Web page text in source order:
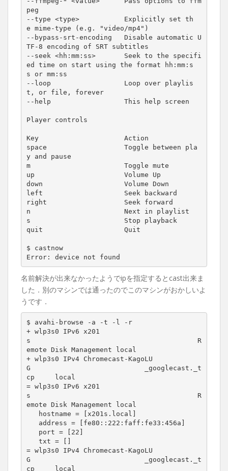
peg
--type <type>           Explicitly set th
e mime-type (e.g. "video/mp4")
--bypass-srt-encoding   Disable automatic U
TF-8 encoding of SRT subtitles
--seek <hh:mm:ss>       Seek to the specifi
ed time on start using the format hh:mm:s
s or mm:ss
--loop                  Loop over playlis
t, or file, forever
--help                  This help screen
Player controls
Key                     Action
space                   Toggle between pla
y and pause
m                       Toggle mute
up                      Volume Up
down                    Volume Down
left                    Seek backward
right                   Seek forward
n                       Next in playlist
s                       Stop playback
quit                    Quit
$ castnow
Error: device not found
名前解決が出来なかったようでipを指定するとcast出来ま
した．別のマシンでは通ったのでこのマシンがおかしいよ
うです．
$ avahi-browse -a -t -l -r
+ wlp3s0 IPv6 x201
s                                         R
emote Disk Management local
+ wlp3s0 IPv4 Chromecast-KagoLU
G                            _googlecast._t
cp     local
= wlp3s0 IPv6 x201
s                                         R
emote Disk Management local
hostname = [x201s.local]
address = [fe80::222:faff:fe33:456a]
port = [22]
txt = []
= wlp3s0 IPv4 Chromecast-KagoLU
G                            _googlecast._t
cp     local